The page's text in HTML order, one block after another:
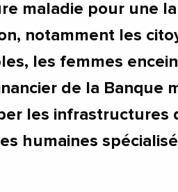
maladie pour une
notamment les
les femmes
de la Banque
les infrastructures
humaines